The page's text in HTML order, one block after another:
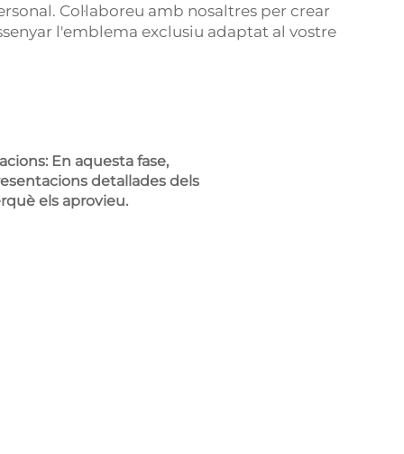
Col·laboreu amb nosaltres per crear
l'emblema exclusiu adaptat al vostre
En aquesta fase,
detallades dels
els aprovieu.